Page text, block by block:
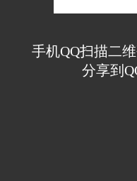
手机QQ扫描二
分享到